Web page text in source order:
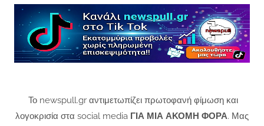
Το newspull.gr αντιμετωπίζει πρωτοφανή φίμωση και
λογοκρισία στα social media ΓΙΑ ΜΙΑ ΑΚΟΜΗ ΦΟΡΑ. Μας